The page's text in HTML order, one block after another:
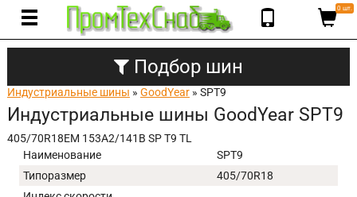
0 шт.
Подбор шин
Индустриальные шины » GoodYear » SPT9
Индустриальные шины GoodYear SPT9
405/70R18EM 153A2/141B SP T9 TL
Наименование
SPT9
Типоразмер
405/70R18